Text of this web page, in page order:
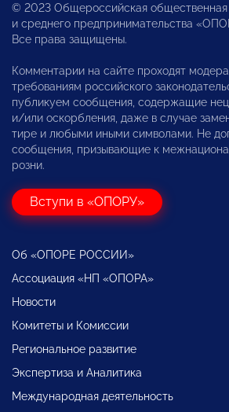
© 2023 Общероссийская общественная
и среднего предпринимательства
Все права защищены.
Комментарии на сайте проходят
требованиям российского
публикуем сообщения, содержащие
и/или оскорбления, даже в случае
тире и любыми иными символами. Не
сообщения, призывающие к
розни.
Вступи в «ОПОРУ»
Об «ОПОРЕ РОССИИ»
Ассоциация «НП «ОПОРА»
Новости
Комитеты и Комиссии
Региональное развитие
Экспертиза и Аналитика
Международная деятельность